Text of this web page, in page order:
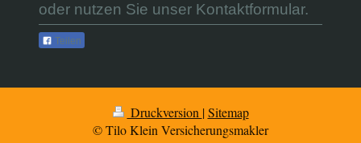
oder nutzen Sie unser Kontaktformular.
Teilen
Druckversion | Sitemap
© Tilo Klein Versicherungsmakler